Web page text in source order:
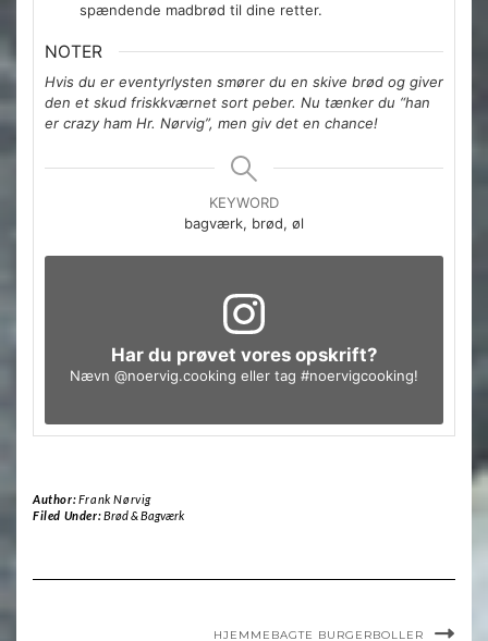
spændende madbrød til dine retter.
NOTER
Hvis du er eventyrlysten smører du en skive brød og giver
den et skud friskkværnet sort peber. Nu tænker du “han
er crazy ham Hr. Nørvig”, men giv det en chance!
KEYWORD
bagværk, brød, øl
Har du prøvet vores opskrift?
Nævn @noervig.cooking eller tag #noervigcooking!
Author:Frank Nørvig
Filed Under:Brød & Bagværk
HJEMMEBAGTE BURGERBOLLER